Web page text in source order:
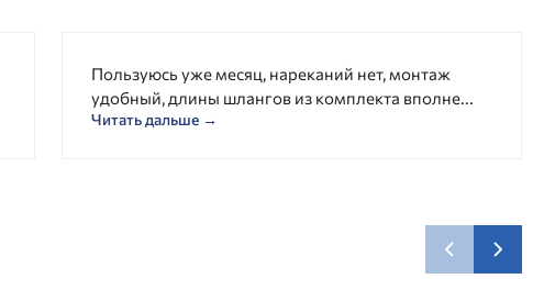
Пользуюсь уже месяц, нареканий нет, монтаж
удобный, длины шлангов из комплекта вполне...
Читать дальше →